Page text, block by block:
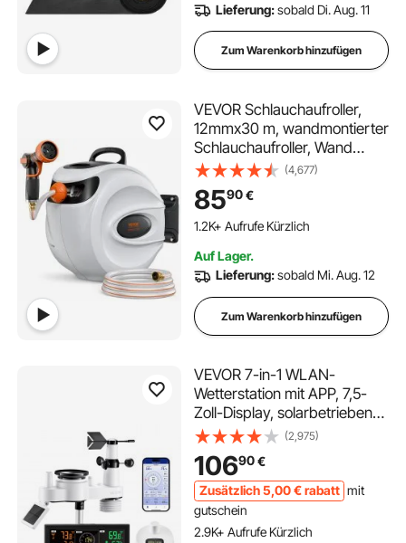
Lieferung:sobald Di. Aug. 11
Zum Warenkorb hinzufügen
VEVOR Schlauchaufroller,
12mmx30 m, wandmontierter
Schlauchaufroller, Wand
Schlauchbox mit Düse mit 9
Mustern, automatisches
Rücklaufsystem mit
langsamer Rückführung &
(4,677)
8590€
1.2K+ Aufrufe Kürzlich
Auf Lager.
Lieferung:sobald Mi. Aug. 12
Zum Warenkorb hinzufügen
VEVOR 7-in-1 WLAN-
Wetterstation mit APP, 7,5-
Zoll-Display, solarbetriebener
Außensensor, mit
Poolthermometer,
Regenmesser, Wettercenter
für Wettervorhersage,
Windgeschwindigkeit,
Pooltemperatur
(2,975)
10690€
Zusätzlich5,00 €rabatt mit
gutschein
2.9K+ Aufrufe Kürzlich